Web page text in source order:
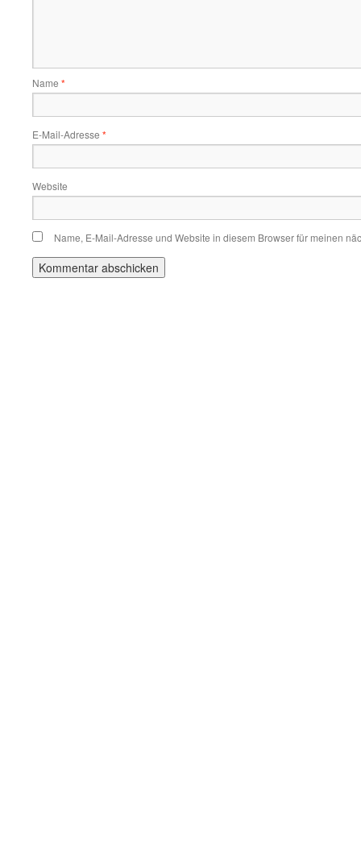
Name *
E-Mail-Adresse *
Website
Name, E-Mail-Adresse und Website in diesem Browser für meinen